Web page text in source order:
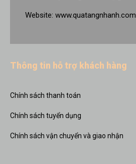
Website: www.quatangnhanh.com
Thông tin hỗ trợ khách hàng
Chính sách thanh toán
Chính sách tuyển dụng
Chính sách vận chuyển và giao nhận